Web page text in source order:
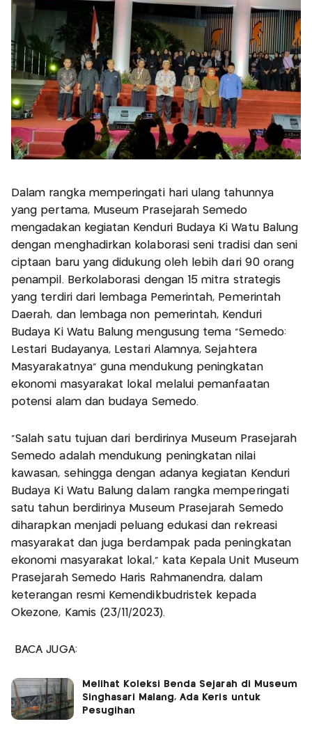
Dalam rangka memperingati hari ulang tahunnya
yang pertama, Museum Prasejarah Semedo
mengadakan kegiatan Kenduri Budaya Ki Watu Balung
dengan menghadirkan kolaborasi seni tradisi dan seni
ciptaan baru yang didukung oleh lebih dari 90 orang
penampil. Berkolaborasi dengan 15 mitra strategis
yang terdiri dari lembaga Pemerintah, Pemerintah
Daerah, dan lembaga non pemerintah, Kenduri
Budaya Ki Watu Balung mengusung tema “Semedo:
Lestari Budayanya, Lestari Alamnya, Sejahtera
Masyarakatnya” guna mendukung peningkatan
ekonomi masyarakat lokal melalui pemanfaatan
potensi alam dan budaya Semedo.
“Salah satu tujuan dari berdirinya Museum Prasejarah
Semedo adalah mendukung peningkatan nilai
kawasan, sehingga dengan adanya kegiatan Kenduri
Budaya Ki Watu Balung dalam rangka memperingati
satu tahun berdirinya Museum Prasejarah Semedo
diharapkan menjadi peluang edukasi dan rekreasi
masyarakat dan juga berdampak pada peningkatan
ekonomi masyarakat lokal,” kata Kepala Unit Museum
Prasejarah Semedo Haris Rahmanendra, dalam
keterangan resmi Kemendikbudristek kepada
Okezone, Kamis (23/11/2023).
BACA JUGA:
Melihat Koleksi Benda Sejarah di Museum
Singhasari Malang, Ada Keris untuk
Pesugihan